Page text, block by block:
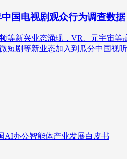
国电视剧观众行为调查数据
等新兴业态涌现，VR、元宇宙
剧等新业态加入到瓜分中国视
AI办公智能体产业发展白皮书